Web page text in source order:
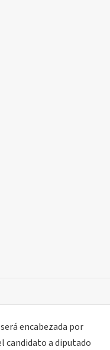
encabezada por
candidato a diputado